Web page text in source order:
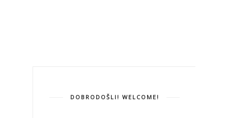
DOBRODOŠLI! WELCOME!